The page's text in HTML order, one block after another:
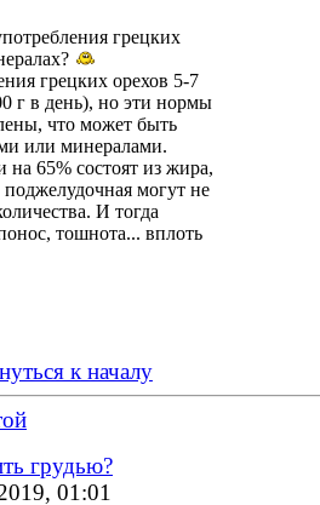
грецких
грецких орехов 5-7
г в день), но эти нормы
что может быть
или минералами.
65% состоят из жира,
могут не
И тогда
тошнота... вплоть
к началу
грудью?
01:01